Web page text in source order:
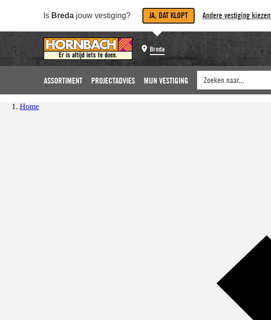
Is Breda jouw vestiging? JA, DAT KLOPT Andere vestiging kiezen
Breda
ASSORTIMENT PROJECTADVIES MIJN VESTIGING
Home